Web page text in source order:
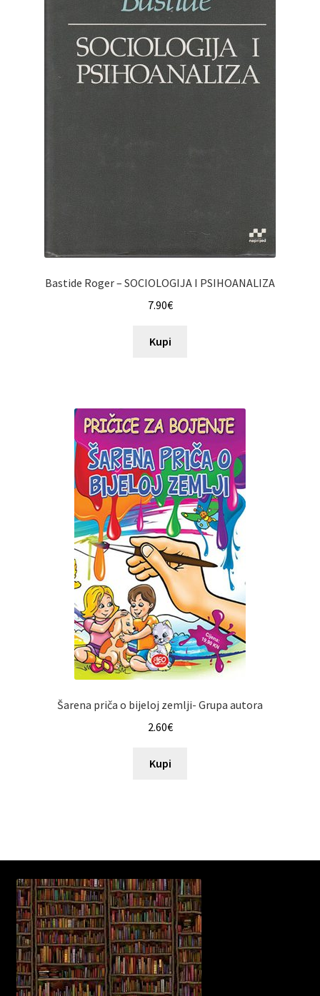
Bastide Roger – SOCIOLOGIJA I PSIHOANALIZA
7.90€
Kupi
Šarena priča o bijeloj zemlji- Grupa autora
2.60€
Kupi